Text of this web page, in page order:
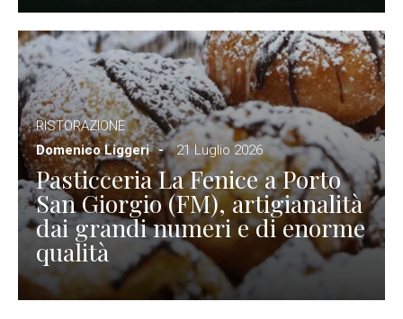
RISTORAZIONE
Domenico Liggeri
21 Luglio 2026
Pasticceria La Fenice a Porto
San Giorgio (FM), artigianalità
dai grandi numeri e di enorme
qualità